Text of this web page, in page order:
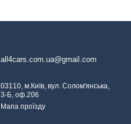
all4cars.com.ua@gmail.com
03110, м.Київ, вул. Солом'янська,
3-Б, оф.206
Мапа проїзду